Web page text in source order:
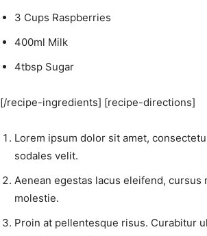
3 Cups Raspberries
400ml Milk
4tbsp Sugar
[/recipe-ingredients] [recipe-directions]
Lorem ipsum dolor sit amet,
sodales velit.
Aenean egestas lacus eleifend,
molestie.
Proin at pellentesque risus. Curabitur